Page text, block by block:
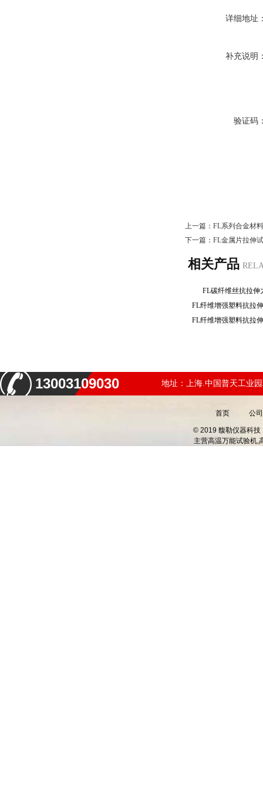
详细地址
补充说明
验证码
上一篇： FL系列合金材
下一篇： FL金属片拉伸
相关产品
FL碳纤维丝抗拉
FL纤维增强塑料抗拉
FL纤维增强塑料抗拉
13003109030 地址：上海.中国普天工业
首页 公
© 2019 馥勒仪器科技
主营高温万能试验机,